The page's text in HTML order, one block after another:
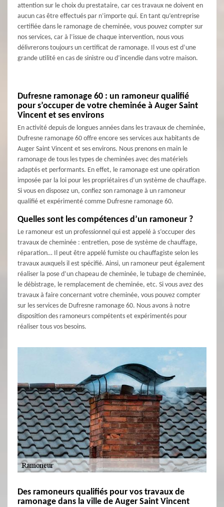
attention sur le choix du prestataire, car ces travaux ne doivent en
aucun cas être effectués par n’importe qui. En tant qu’entreprise
certifiée dans le ramonage de cheminée, vous pouvez compter sur
nos services, car à l’issue de chaque intervention, nous vous
délivrerons toujours un certificat de ramonage. Il vous est d’une
grande utilité en cas de sinistre ou d’incendie dans votre maison.
Dufresne ramonage 60 : un ramoneur qualifié
pour s’occuper de votre cheminée à Auger Saint
Vincent et ses environs
En activité depuis de longues années dans les travaux de cheminée,
Dufresne ramonage 60 offre encore ses services aux habitants de
Auger Saint Vincent et ses environs. Nous prenons en main le
ramonage de tous les types de cheminées avec des matériels
adaptés et performants. En effet, le ramonage est une opération
imposée par la loi pour les propriétaires d’un système de chauffage.
Si vous en disposez un, confiez son ramonage à un ramoneur
qualifié et expérimenté comme Dufresne ramonage 60.
Quelles sont les compétences d’un ramoneur ?
Le ramoneur est un professionnel qui est appelé à s’occuper des
travaux de cheminée : entretien, pose de système de chauffage,
réparation… Il peut être appelé fumiste ou chauffagiste selon les
travaux auxquels il est spécifié. Ainsi, un ramoneur peut également
réaliser la pose d’un chapeau de cheminée, le tubage de cheminée,
le débistrage, le remplacement de cheminée, etc. Si vous avez des
travaux à faire concernant votre cheminée, vous pouvez compter
sur les services de Dufresne ramonage 60. Nous avons à notre
disposition des ramoneurs compétents et expérimentés pour
réaliser tous vos besoins.
Des ramoneurs qualifiés pour vos travaux de
ramonage dans la ville de Auger Saint Vincent